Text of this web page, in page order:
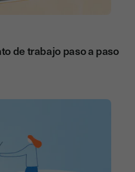
de trabajo paso a paso